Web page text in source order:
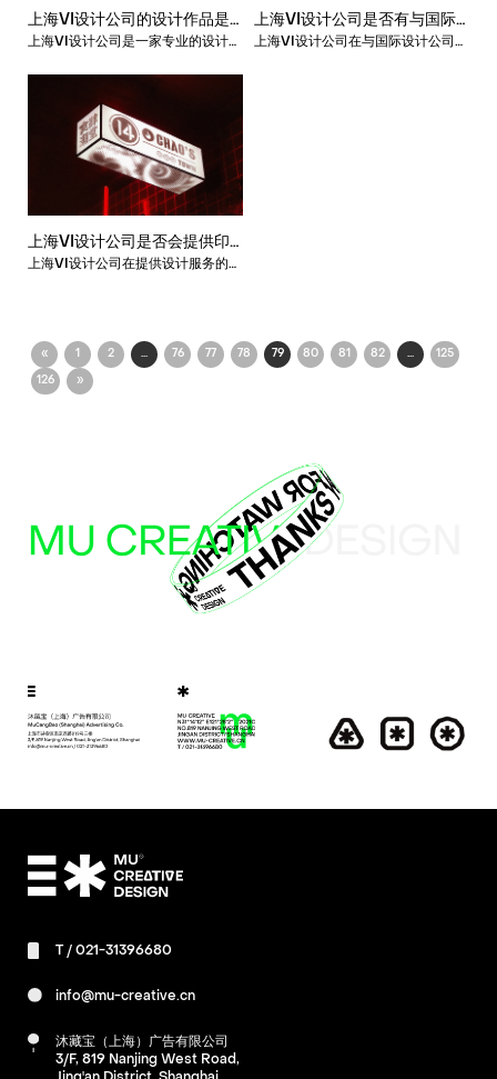
上海VI设计公司的设计作品是
否会根据不同国家和地区的文
上海VI设计公司是一家专业的设计机
化的今天，随着国际交流和跨文化交
流的日益频繁，设计师们需要考虑不
同国家和地区的文化差异和消费者需
求，以确保设计作品能够适应不同的
文化环境，提高品牌的国际化水平。
因此，上海VI设计公司在跨文化和多
势。
上海VI设计公司是否有与国际
设计公司进行合作或交流的经
上海VI设计公司在与国际设计公司进
上海VI设计公司是否会提供印
刷和制作方面的服务？
上海VI设计公司在提供设计服务的同
« 1 2 ... 76 77 78 79 80 81 82 ... 125
126 »
T / 021-31396680
info@mu-creative.cn
沐藏宝（上海）广告有限公司
3/F, 819 Nanjing West Road,